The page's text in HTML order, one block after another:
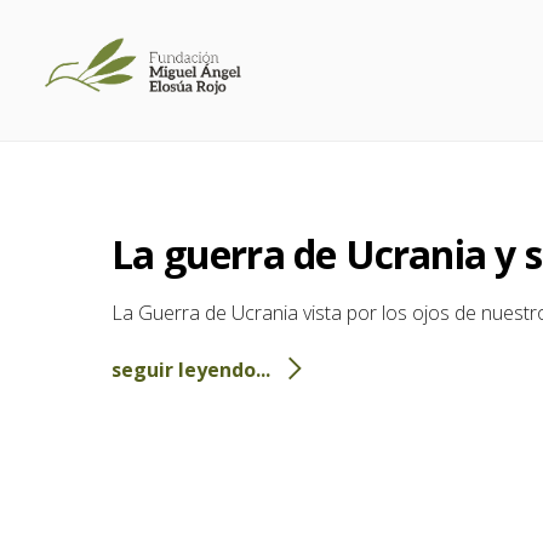
Etiqueta:
La guerra de Ucrania
La Guerra de Ucrania vista por los ojos de
seguir leyendo...